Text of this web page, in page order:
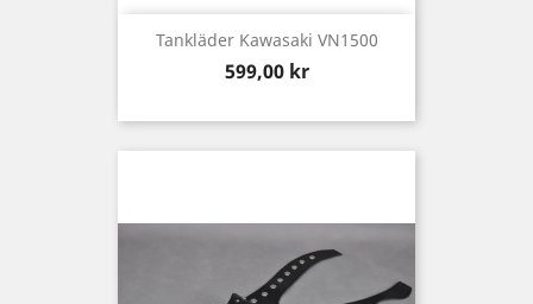
Tankläder Kawasaki VN1500
Pris
599,00 kr